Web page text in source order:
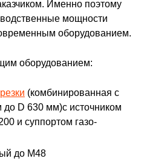
Именно поэтому
мощности
оборудованием.
оборудованием:
(комбинированная с
до D 630 мм)с источником
и суппортом газо-
до М48